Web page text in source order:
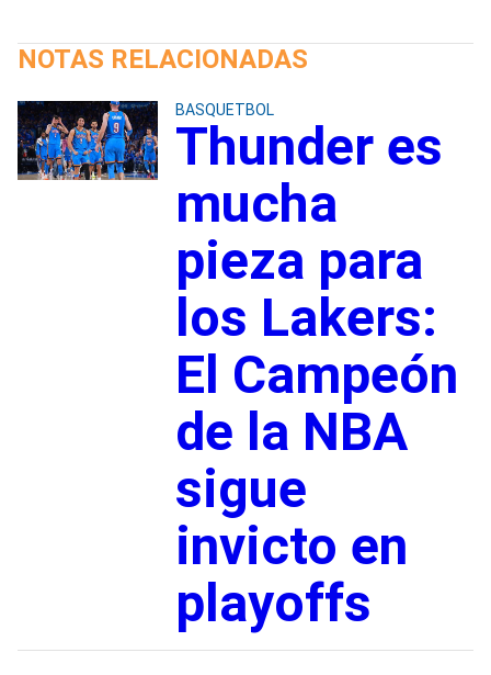
NOTAS RELACIONADAS
BASQUETBOL
Thunder es
mucha
pieza para
los Lakers:
El Campeón
de la NBA
sigue
invicto en
playoffs